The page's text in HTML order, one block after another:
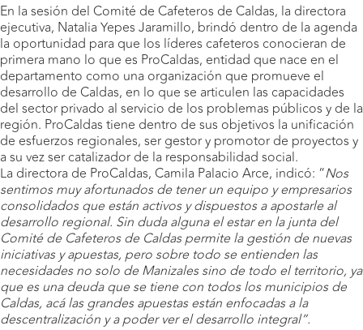
En la sesión del Comité de Cafeteros de Caldas, la directora
ejecutiva, Natalia Yepes Jaramillo, brindó dentro de la agenda
la oportunidad para que los líderes cafeteros conocieran de
primera mano lo que es ProCaldas, entidad que nace en el
departamento como una organización que promueve el
desarrollo de Caldas, en lo que se articulen las capacidades
del sector privado al servicio de los problemas públicos y de la
región. ProCaldas tiene dentro de sus objetivos la unificación
de esfuerzos regionales, ser gestor y promotor de proyectos y
a su vez ser catalizador de la responsabilidad social.
La directora de ProCaldas, Camila Palacio Arce, indicó: “Nos
sentimos muy afortunados de tener un equipo y empresarios
consolidados que están activos y dispuestos a apostarle al
desarrollo regional. Sin duda alguna el estar en la junta del
Comité de Cafeteros de Caldas permite la gestión de nuevas
iniciativas y apuestas, pero sobre todo se entienden las
necesidades no solo de Manizales sino de todo el territorio, ya
que es una deuda que se tiene con todos los municipios de
Caldas, acá las grandes apuestas están enfocadas a la
descentralización y a poder ver el desarrollo integral”.